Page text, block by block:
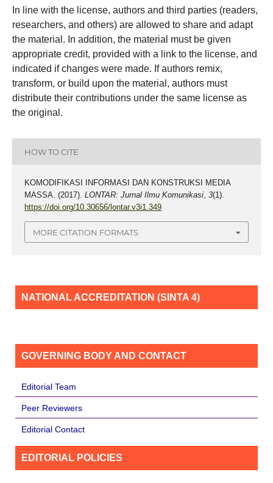
In line with the license, authors and third parties (readers,
researchers, and others) are allowed to share and adapt
the material. In addition, the material must be given
appropriate credit, provided with a link to the license, and
indicated if changes were made. If authors remix,
transform, or build upon the material, authors must
distribute their contributions under the same license as
the original.
HOW TO CITE
KOMODIFIKASI INFORMASI DAN KONSTRUKSI MEDIA
MASSA. (2017). LONTAR: Jurnal Ilmu Komunikasi, 3(1).
https://doi.org/10.30656/lontar.v3i1.349
MORE CITATION FORMATS
NATIONAL ACCREDITATION (SINTA 4)
GOVERNING BODY AND CONTACT
Editorial Team
Peer Reviewers
Editorial Contact
EDITORIAL POLICIES